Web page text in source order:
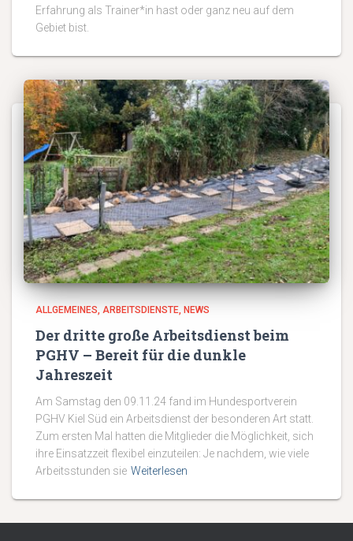
Erfahrung als Trainer*in hast oder ganz neu auf dem
Gebiet bist.
ALLGEMEINES ARBEITSDIENSTE NEWS
Der dritte große Arbeitsdienst beim
PGHV – Bereit für die dunkle
Jahreszeit
Am Samstag den 09.11.24 fand im Hundesportverein
PGHV Kiel Süd ein Arbeitsdienst der besonderen Art statt.
Zum ersten Mal hatten die Mitglieder die Möglichkeit, sich
ihre Einsatzzeit flexibel einzuteilen: Je nachdem, wie viele
Arbeitsstunden sie Weiterlesen